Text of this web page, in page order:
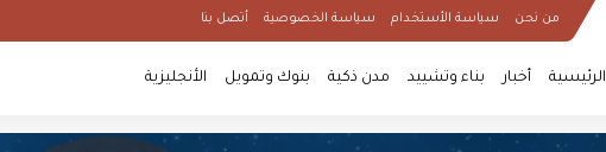
من نحن سياسة الأستخدام سياسة الخصوصية أتصل بنا
الرئيسية أخبار بناء وتشييد مدن ذكية بنوك وتمويل الأنجليزية